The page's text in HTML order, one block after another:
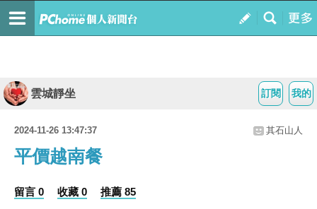
我的
訂閱
雲城靜坐
2024-11-26 13:47:37 其石山人
平價越南餐
留言 0 收藏 0 推薦 85